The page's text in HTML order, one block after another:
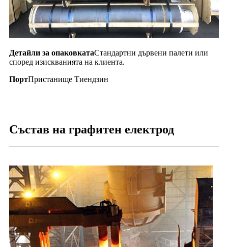
Детайли за опаковкатаСтандартни дървени палети или
според изискванията на клиента.
ПортПристанище Тиендзин
Състав на графитен електрод